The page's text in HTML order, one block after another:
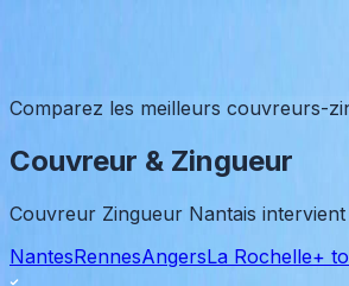
Comparez les meilleurs couvreurs-
Couvreur & Zingueur
Couvreur Zingueur Nantais
NantesRennesAngersLa Rochelle+